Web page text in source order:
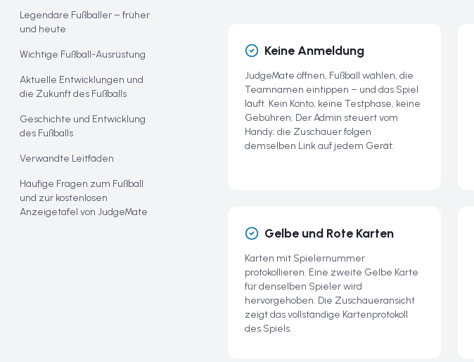
Legendäre Fußballer – früher
und heute
Wichtige Fußball-Ausrüstung
Aktuelle Entwicklungen und
die Zukunft des Fußballs
Geschichte und Entwicklung
des Fußballs
Verwandte Leitfäden
Häufige Fragen zum Fußball
und zur kostenlosen
Anzeigetafel von JudgeMate
Keine Anmeldung
JudgeMate öffnen, Fußball wählen, die
Teamnamen eintippen – und das Spiel
läuft. Kein Konto, keine Testphase, keine
Gebühren. Der Admin steuert vom
Handy; die Zuschauer folgen
demselben Link auf jedem Gerät.
Gelbe und Rote Karten
Karten mit Spielernummer
protokollieren. Eine zweite Gelbe Karte
für denselben Spieler wird
hervorgehoben. Die Zuschaueransicht
zeigt das vollständige Kartenprotokoll
des Spiels.